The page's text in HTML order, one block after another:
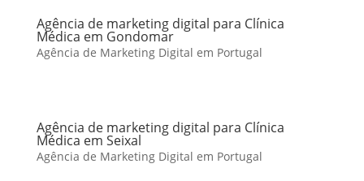
Agência de marketing digital para Clínica
Médica em Gondomar
Agência de Marketing Digital em Portugal
Agência de marketing digital para Clínica
Médica em Seixal
Agência de Marketing Digital em Portugal